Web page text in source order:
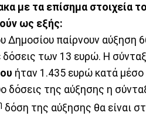
με τα επίσημα στοιχεία
ως εξής:
Δημοσίου παίρνουν αύξηση
των 13 ευρώ. Η
ήταν 1.435 ευρώ κατά
δόσεις της αύξησης η
δόση της αύξησης θα είναι